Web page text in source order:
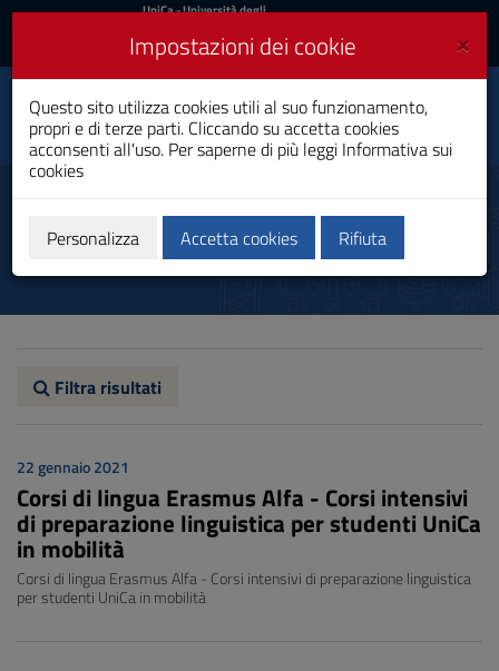
Vai
al
navigazione
sito
Footer
UniCa
Accedi
UniCa- Università degli
Accedi UniCA News
Toggle
navigation
Storia e Società
Laurea Magistrale
Avvisi
Filtra risultati
22 gennaio 2021
Corsi di lingua Erasmus Alfa - Corsi intensivi
di preparazione linguistica per studenti UniCa
in mobilità
Corsi di lingua Erasmus Alfa - Corsi intensivi di preparazione linguistica
per studenti UniCa in mobilità
×
Impostazioni dei cookie
Questo sito utilizza cookies utili al suo funzionamento,
propri e di terze parti. Cliccando su accetta cookies
acconsenti all'uso. Per saperne di più leggi Informativa sui
cookies
Personalizza Accetta cookies Rifiuta